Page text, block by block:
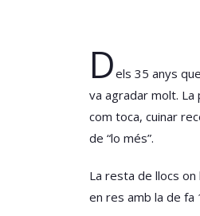
Dels 35 anys
va agradar molt.
com toca, cuinar
de “lo més”.
La resta de llocs
en res amb la de fa